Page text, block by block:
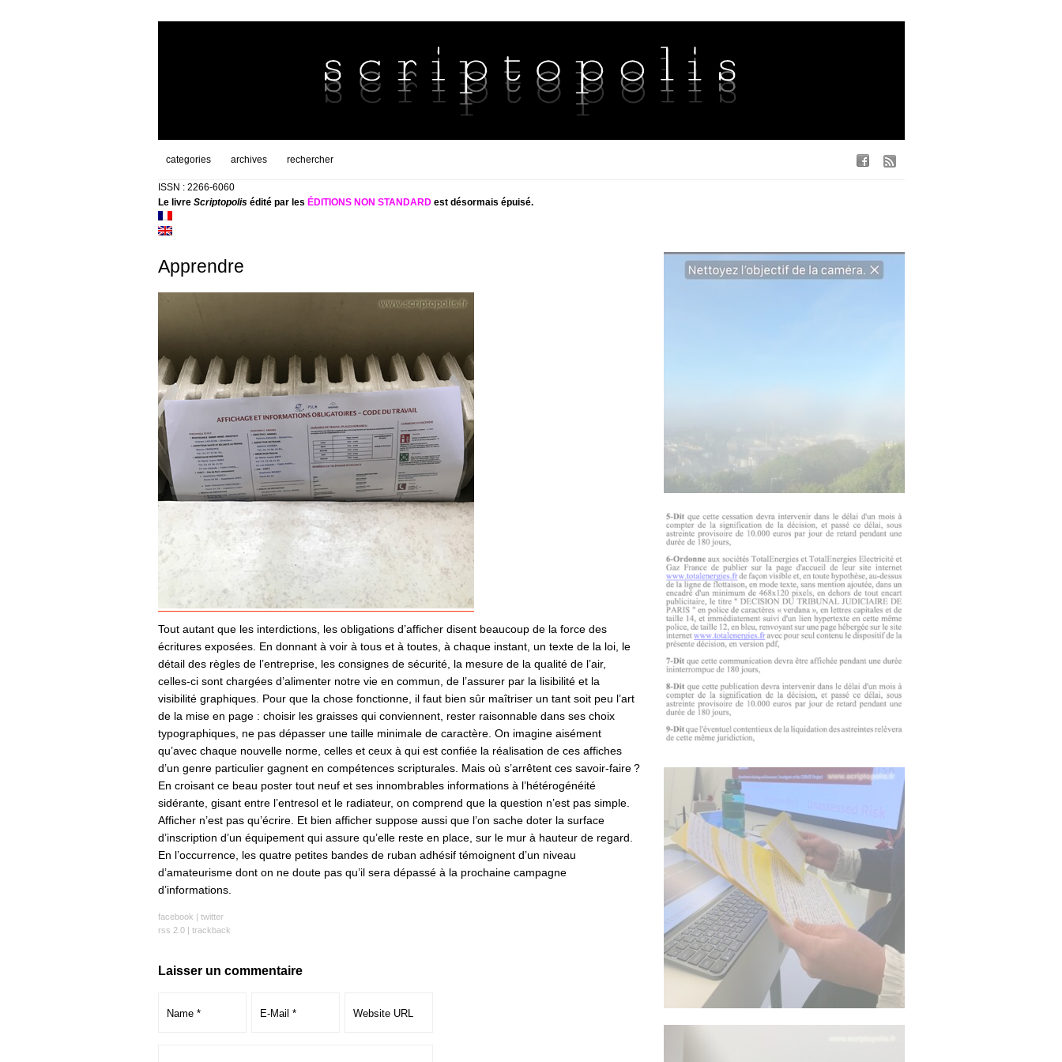
categories archives rechercher
ISSN : 2266-6060
Le livre Scriptopolisédité par les ÉDITIONS NON STANDARDest désormais épuisé.
Apprendre
Tout autant que les interdictions, les obligations d’afficher disent beaucoup de la force des
écritures exposées. En donnant à voir à tous et à toutes, à chaque instant, un texte de la loi, le
détail des règles de l’entreprise, les consignes de sécurité, la mesure de la qualité de l’air,
celles-ci sont chargées d’alimenter notre vie en commun, de l’assurer par la lisibilité et la
visibilité graphiques. Pour que la chose fonctionne, il faut bien sûr maîtriser un tant soit peu l’art
de la mise en page : choisir les graisses qui conviennent, rester raisonnable dans ses choix
typographiques, ne pas dépasser une taille minimale de caractère. On imagine aisément
qu’avec chaque nouvelle norme, celles et ceux à qui est confiée la réalisation de ces affiches
d’un genre particulier gagnent en compétences scripturales. Mais où s’arrêtent ces savoir-faire ?
En croisant ce beau poster tout neuf et ses innombrables informations à l’hétérogénéité
sidérante, gisant entre l’entresol et le radiateur, on comprend que la question n’est pas simple.
Afficher n’est pas qu’écrire. Et bien afficher suppose aussi que l’on sache doter la surface
d’inscription d’un équipement qui assure qu’elle reste en place, sur le mur à hauteur de regard.
En l’occurrence, les quatre petites bandes de ruban adhésif témoignent d’un niveau
d’amateurisme dont on ne doute pas qu’il sera dépassé à la prochaine campagne
d’informations.
facebook | twitter
rss 2.0| trackback
Laisser un commentaire